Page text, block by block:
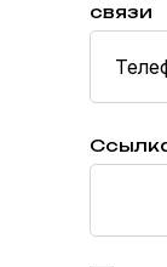
связи